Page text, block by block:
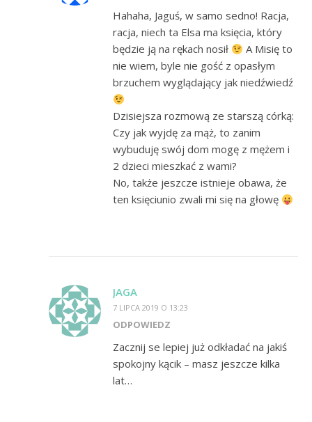
Hahaha, Jaguś, w samo sedno! Racja,
racja, niech ta Elsa ma księcia, który
będzie ją na rękach nosił
A Misię to
nie wiem, byle nie gość z opasłym
brzuchem wyglądający jak niedźwiedź
Dzisiejsza rozmową ze starszą córką:
Czy jak wyjdę za mąż, to zanim
wybuduję swój dom mogę z mężem i
2 dzieci mieszkać z wami?
No, także jeszcze istnieje obawa, że
ten księciunio zwali mi się na głowę
JAGA
7 LIPCA 2019 O 13:23
ODPOWIEDZ
Zacznij se lepiej już odkładać na jakiś
spokojny kącik – masz jeszcze kilka
lat…